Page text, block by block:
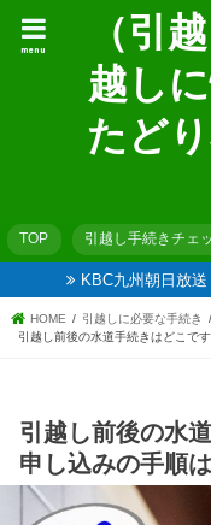
（引
越し
たど
menu
TOP 引越し手続きチェ
KBC九州朝日放
HOME 引越しに必要な手続き
引越し前後の水道手続きはどこで
引越し前後の水
申し込みの手順